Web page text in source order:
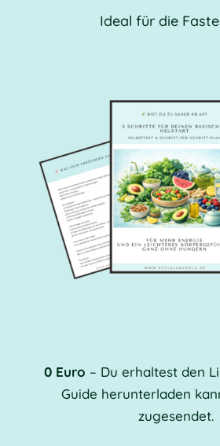
Ideal für die
0 Euro – Du erhaltest den
Guide herunterladen
zugesendet.